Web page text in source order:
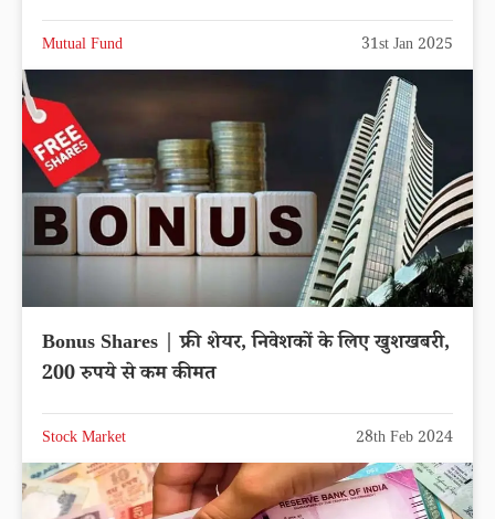
Mutual Fund 31st Jan 2025
Bonus Shares | फ्री शेयर, निवेशकों के लिए खुशखबरी,
200 रुपये से कम कीमत
Stock Market 28th Feb 2024